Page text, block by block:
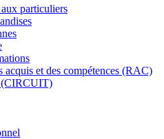
particuliers
acquis et des compétences (RAC)
(CIRCUIT)